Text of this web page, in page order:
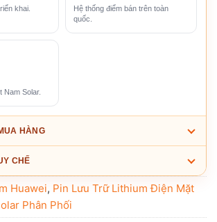
khai.
Hệ thống điểm bán trên toàn
quốc.
Nam Solar.
HÀNG
CHẾ
Huawei, Pin Lưu Trữ Lithium Điện Mặt
Phân Phối